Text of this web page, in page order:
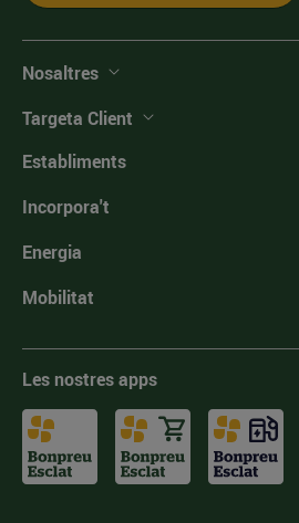
Nosaltres
Targeta Client
Establiments
Incorpora't
Energia
Mobilitat
Les nostres apps